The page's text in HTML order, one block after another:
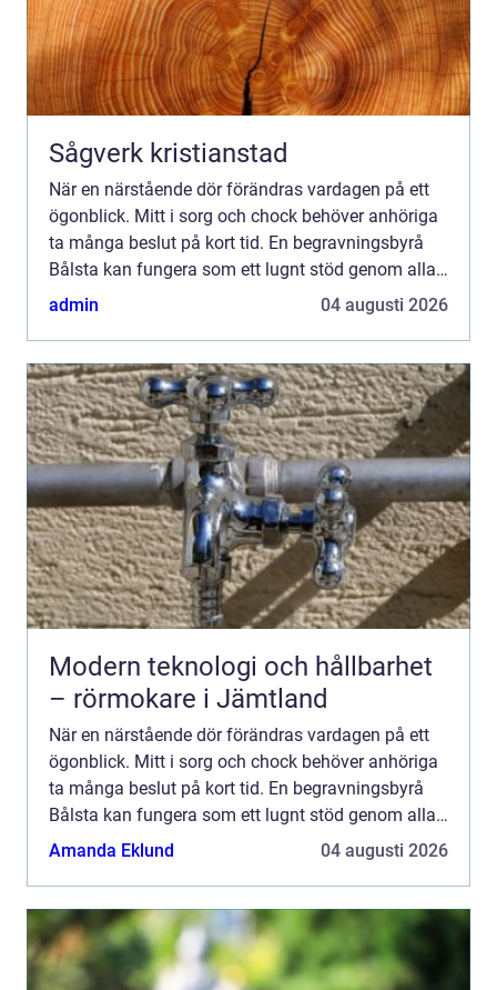
Sågverk kristianstad
När en närstående dör förändras vardagen på ett
ögonblick. Mitt i sorg och chock behöver anhöriga
ta många beslut på kort tid. En begravningsbyrå
Bålsta kan fungera som ett lugnt stöd genom alla
praktiska frågor som uppstår, men också som en
admin 04 augusti 2026
Modern teknologi och hållbarhet
– rörmokare i Jämtland
När en närstående dör förändras vardagen på ett
ögonblick. Mitt i sorg och chock behöver anhöriga
ta många beslut på kort tid. En begravningsbyrå
Bålsta kan fungera som ett lugnt stöd genom alla
praktiska frågor som uppstår, men också som en
Amanda Eklund 04 augusti 2026